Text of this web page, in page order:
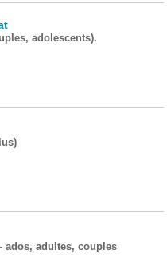
adolescents).
ados, adultes, couples